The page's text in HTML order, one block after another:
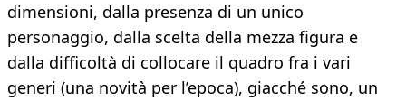
dimensioni, dalla presenza di un unico
personaggio, dalla scelta della mezza figura e
dalla difficoltà di collocare il quadro fra i vari
generi (una novità per l’epoca), giacché sono, un